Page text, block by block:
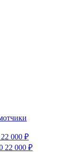
22 000 ₽
22 000 ₽